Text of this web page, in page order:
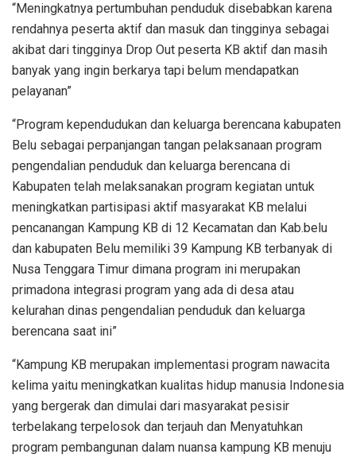
“Meningkatnya pertumbuhan penduduk disebabkan karena
rendahnya peserta aktif dan masuk dan tingginya sebagai
akibat dari tingginya Drop Out peserta KB aktif dan masih
banyak yang ingin berkarya tapi belum mendapatkan
pelayanan”
“Program kependudukan dan keluarga berencana kabupaten
Belu sebagai perpanjangan tangan pelaksanaan program
pengendalian penduduk dan keluarga berencana di
Kabupaten telah melaksanakan program kegiatan untuk
meningkatkan partisipasi aktif masyarakat KB melalui
pencanangan Kampung KB di 12 Kecamatan dan Kab.belu
dan kabupaten Belu memiliki 39 Kampung KB terbanyak di
Nusa Tenggara Timur dimana program ini merupakan
primadona integrasi program yang ada di desa atau
kelurahan dinas pengendalian penduduk dan keluarga
berencana saat ini”
“Kampung KB merupakan implementasi program nawacita
kelima yaitu meningkatkan kualitas hidup manusia Indonesia
yang bergerak dan dimulai dari masyarakat pesisir
terbelakang terpelosok dan terjauh dan Menyatuhkan
program pembangunan dalam nuansa kampung KB menuju